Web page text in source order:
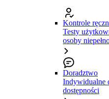
Kontrole
Testy
osoby
Doradztwo
Indywidualne
dostępności